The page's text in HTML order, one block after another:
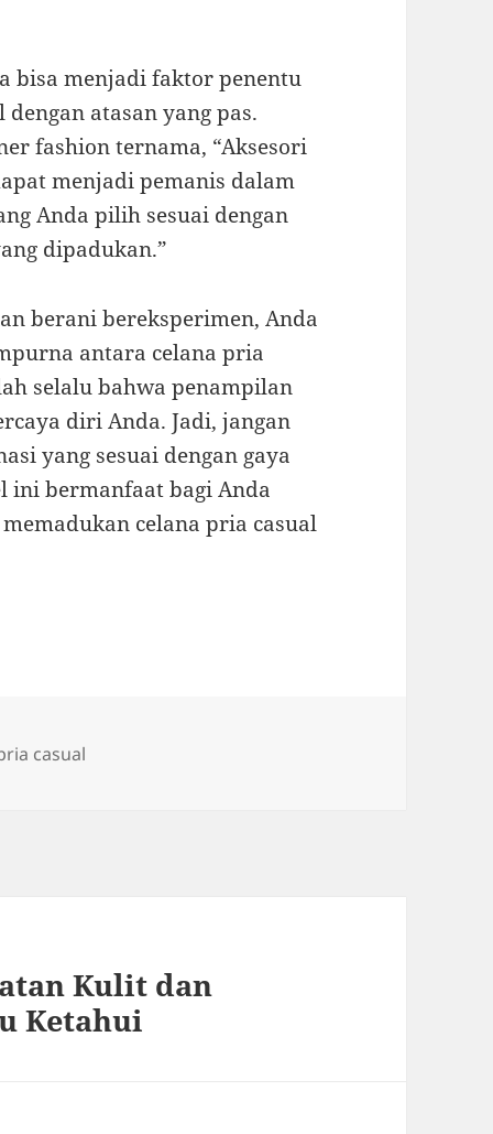
bisa menjadi faktor penentu
atasan yang pas.
fashion ternama, “Aksesori
menjadi pemanis dalam
Anda pilih sesuai dengan
dipadukan.”
berani bereksperimen, Anda
antara celana pria
selalu bahwa penampilan
diri Anda. Jadi, jangan
yang sesuai dengan gaya
ini bermanfaat bagi Anda
celana pria casual
casual
Kulit dan
Ketahui